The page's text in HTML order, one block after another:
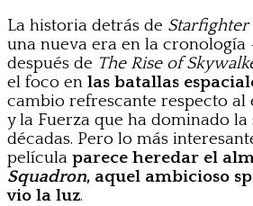
La historia detrás de Starfighter
una nueva era en la
después de The Rise of
el foco en las batallas
cambio refrescante respecto al
y la Fuerza que ha dominado la
décadas. Pero lo más
película parece heredar el
Squadron, aquel ambicioso
vio la luz.